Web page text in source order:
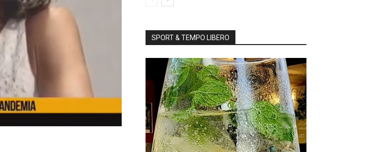
SPORT & TEMPO LIBERO